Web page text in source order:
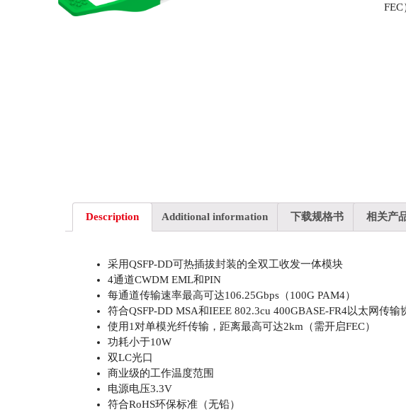
FEC
Description Additional information 下载规格书 相关产
采用QSFP-DD可热插拔封装的全双工收发一体模块
4通道CWDM EML和PIN
每通道传输速率最高可达106.25Gbps（100G PAM4）
符合QSFP-DD MSA和IEEE 802.3cu 400GBASE-FR4以太网传输
使用1对单模光纤传输，距离最高可达2km（需开启FEC）
功耗小于10W
双LC光口
商业级的工作温度范围
电源电压3.3V
符合RoHS环保标准（无铅）